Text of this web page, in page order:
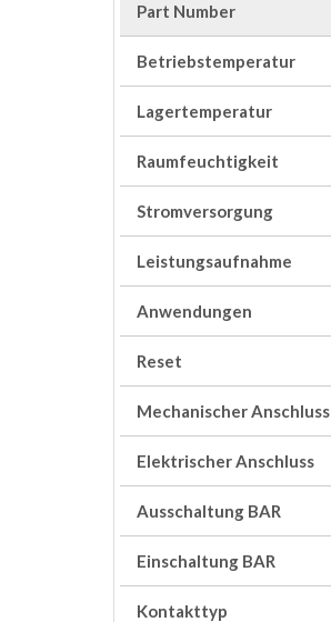
Part Number
Betriebstemperatur
Lagertemperatur
Raumfeuchtigkeit
Stromversorgung
Leistungsaufnahme
Anwendungen
Reset
Mechanischer Anschluss
Elektrischer Anschluss
Ausschaltung BAR
Einschaltung BAR
Kontakttyp